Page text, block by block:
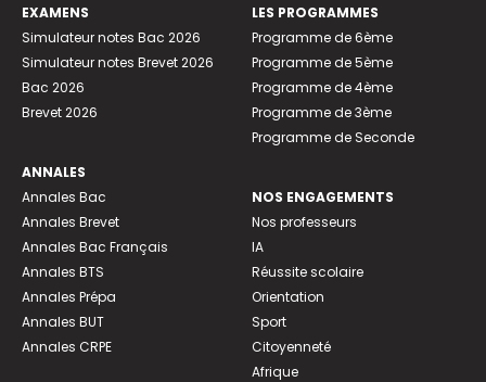
EXAMENS
Simulateur notes Bac 2026
Simulateur notes Brevet 2026
Bac 2026
Brevet 2026
ANNALES
Annales Bac
Annales Brevet
Annales Bac Français
Annales BTS
Annales Prépa
Annales BUT
Annales CRPE
LES PROGRAMMES
Programme de 6ème
Programme de 5ème
Programme de 4ème
Programme de 3ème
Programme de Seconde
NOS ENGAGEMENTS
Nos professeurs
IA
Réussite scolaire
Orientation
Sport
Citoyenneté
Afrique